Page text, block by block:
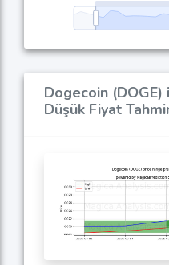
Dogecoin
Düşük Fiyat